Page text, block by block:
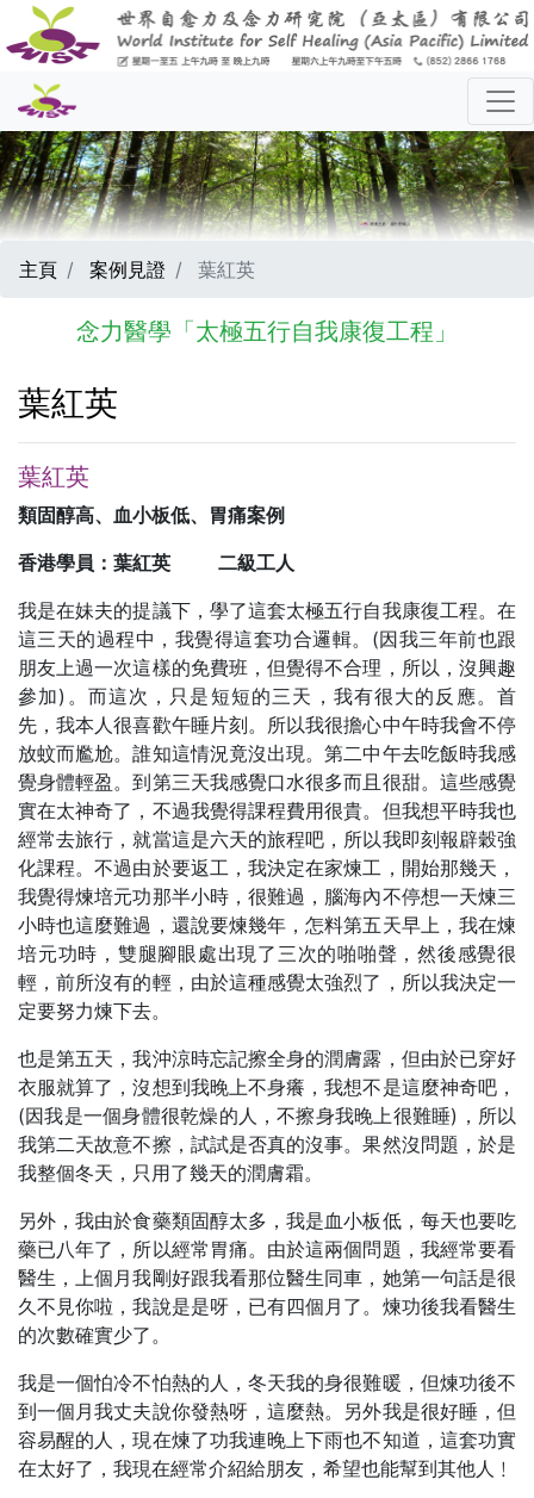
主頁 案例見證 葉紅英
念力醫學「太極五行自我康復工程」
葉紅英
葉紅英
類固醇高、血小板低、胃痛案例
香港學員：葉紅英
二級工人
我是在妹夫的提議下，學了這套太極五行自我康復工程。在
這三天的過程中，我覺得這套功合邏輯。(因我三年前也跟
朋友上過一次這樣的免費班，但覺得不合理，所以，沒興趣
參加)。而這次，只是短短的三天，我有很大的反應。首
先，我本人很喜歡午睡片刻。所以我很擔心中午時我會不停
放蚊而尷尬。誰知這情況竟沒出現。第二中午去吃飯時我感
覺身體輕盈。到第三天我感覺口水很多而且很甜。這些感覺
實在太神奇了，不過我覺得課程費用很貴。但我想平時我也
經常去旅行，就當這是六天的旅程吧，所以我即刻報辟穀強
化課程。不過由於要返工，我決定在家煉工，開始那幾天，
我覺得煉培元功那半小時，很難過，腦海內不停想一天煉三
小時也這麼難過，還說要煉幾年，怎料第五天早上，我在煉
培元功時，雙腿腳眼處出現了三次的啪啪聲，然後感覺很
輕，前所沒有的輕，由於這種感覺太強烈了，所以我決定一
定要努力煉下去。
也是第五天，我沖涼時忘記擦全身的潤膚露，但由於已穿好
衣服就算了，沒想到我晚上不身癢，我想不是這麼神奇吧，
(因我是一個身體很乾燥的人，不擦身我晚上很難睡)，所以
我第二天故意不擦，試試是否真的沒事。果然沒問題，於是
我整個冬天，只用了幾天的潤膚霜。
另外，我由於食藥類固醇太多，我是血小板低，每天也要吃
藥已八年了，所以經常胃痛。由於這兩個問題，我經常要看
醫生，上個月我剛好跟我看那位醫生同車，她第一句話是很
久不見你啦，我說是是呀，已有四個月了。煉功後我看醫生
的次數確實少了。
我是一個怕冷不怕熱的人，冬天我的身很難暖，但煉功後不
到一個月我丈夫說你發熱呀，這麼熱。另外我是很好睡，但
容易醒的人，現在煉了功我連晚上下雨也不知道，這套功實
在太好了，我現在經常介紹給朋友，希望也能幫到其他人﹗